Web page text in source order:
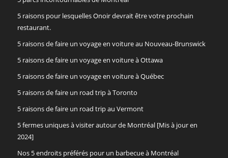
5 raisons pour lesquelles Onoir devrait être votre prochain
restaurant.
5 raisons de faire un voyage en voiture au Nouveau-Brunswick
5 raisons de faire un voyage en voiture à Ottawa
5 raisons de faire un voyage en voiture à Québec
5 raisons de faire un road trip à Toronto
5 raisons de faire un road trip au Vermont
5 fermes uniques à visiter autour de Montréal [Mis à jour en
2024]
Nos 5 endroits préférés pour un barbecue à Montréal